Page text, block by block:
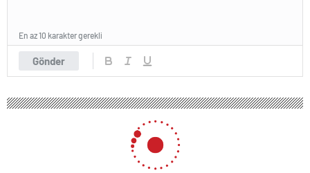
Gönder
En az 10 karakter gerekli